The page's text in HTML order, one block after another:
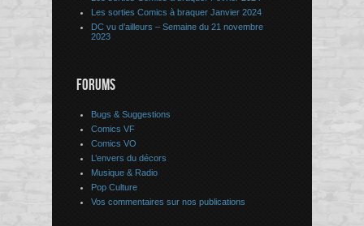
Les sorties Comics à braquer Janvier 2024
DC vu d’ailleurs – Semaine du 21 novembre
2023
FORUMS
Bugs & Suggestions
Comics VF
Comics VO
L’envers du décors
Musique & Radio
Pop Culture
Vos commentaires sur nos publications